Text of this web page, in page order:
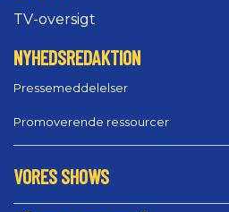
TV-oversigt
NYHEDSREDAKTION
Pressemeddelelser
Promoverende ressourcer
VORES SHOWS